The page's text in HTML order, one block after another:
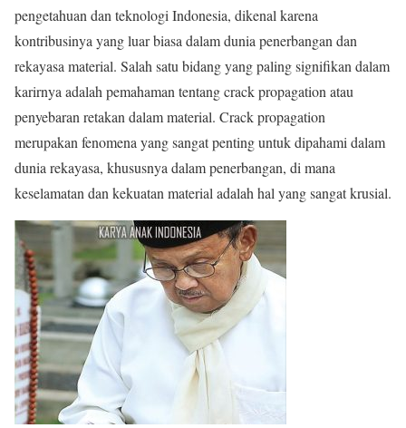
pengetahuan dan teknologi Indonesia, dikenal karena
kontribusinya yang luar biasa dalam dunia penerbangan dan
rekayasa material. Salah satu bidang yang paling signifikan dalam
karirnya adalah pemahaman tentang crack propagation atau
penyebaran retakan dalam material. Crack propagation
merupakan fenomena yang sangat penting untuk dipahami dalam
dunia rekayasa, khususnya dalam penerbangan, di mana
keselamatan dan kekuatan material adalah hal yang sangat krusial.